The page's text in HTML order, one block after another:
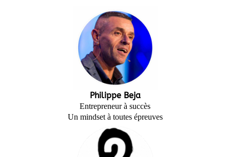
Philippe Beja
Entrepreneur à succès
Un mindset à toutes épreuves